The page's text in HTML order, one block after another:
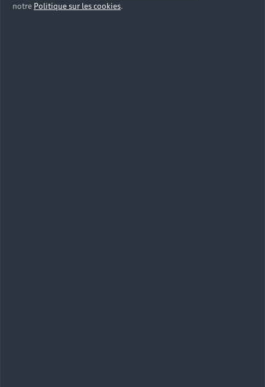
notre Politique sur les cookies.